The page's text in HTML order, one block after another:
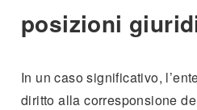
posizioni
In un caso significativo,
diritto alla corresponsione